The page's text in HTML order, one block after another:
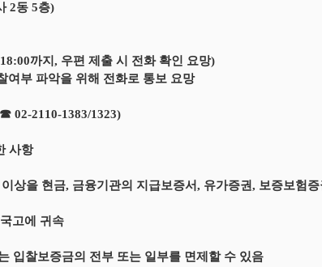
2동 5층)
까지, 우편 제출 시 전화 확인 요망)
부 파악을 위해 전화로 통보 요망
02-2110-1383/1323)
사항
상을 현금, 금융기관의 지급보증서, 유가증권, 보증보험
고에 귀속
입찰보증금의 전부 또는 일부를 면제할 수 있음